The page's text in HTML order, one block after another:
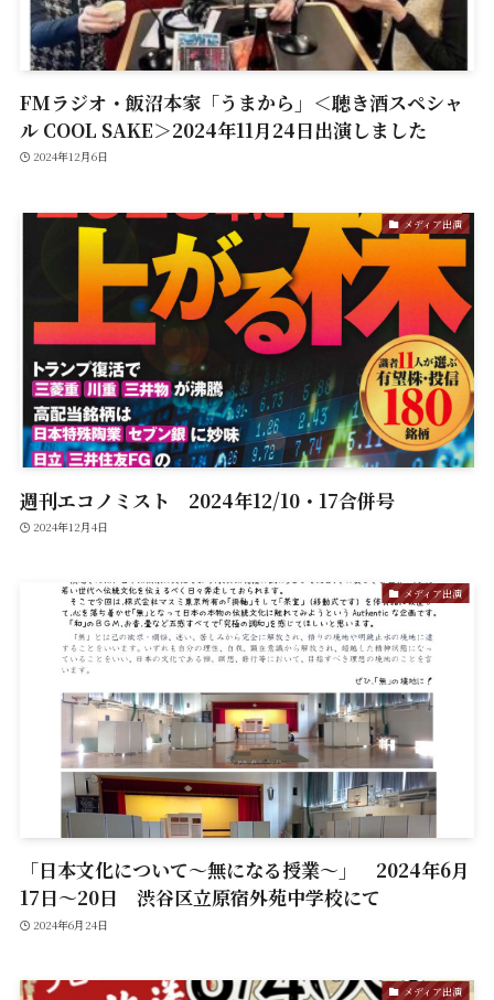
FMラジオ・飯沼本家「うまから」＜聴き酒スペシャ
ル COOL SAKE＞2024年11月24日出演しました
2024年12月6日
メディア出演
週刊エコノミスト 2024年12/10・17合併号
2024年12月4日
メディア出演
「日本文化について〜無になる授業～」 2024年6月
17日～20日 渋谷区立原宿外苑中学校にて
2024年6月24日
メディア出演